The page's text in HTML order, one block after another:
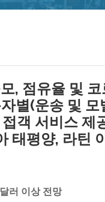
, 점유율 및
별(운송 및 모
객 서비스 제
태평양, 라틴
러 이상 전망